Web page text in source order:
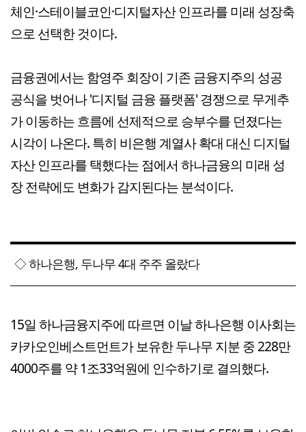
체인·스테이블코인·디지털자산 인프라를 미래 성장축
으로 선택한 것이다.
금융권에서는 함영주 회장이 기존 금융지주의 성공
공식을 벗어나 '디지털 금융 플랫폼' 경쟁으로 무게추
가 이동하는 흐름에 선제적으로 승부수를 던졌다는
시각이 나온다. 특히 비은행 계열사 확대 대신 디지털
자산 인프라를 택했다는 점에서 하나금융의 미래 성
장 전략에도 변화가 감지된다는 분석이다.
◇ 하나은행, 두나무 4대 주주 올랐다
15일 하나금융지주에 따르면 이날 하나은행 이사회는
카카오인베스트먼트가 보유한 두나무 지분 중 228만
4000주를 약 1조33억원에 인수하기로 결의했다.